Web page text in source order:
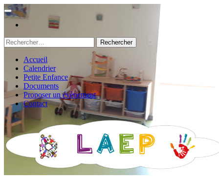
Rechercher :
Accueil
Calendrier
Petite Enfance
Documents
Proposer un évènement
Contact